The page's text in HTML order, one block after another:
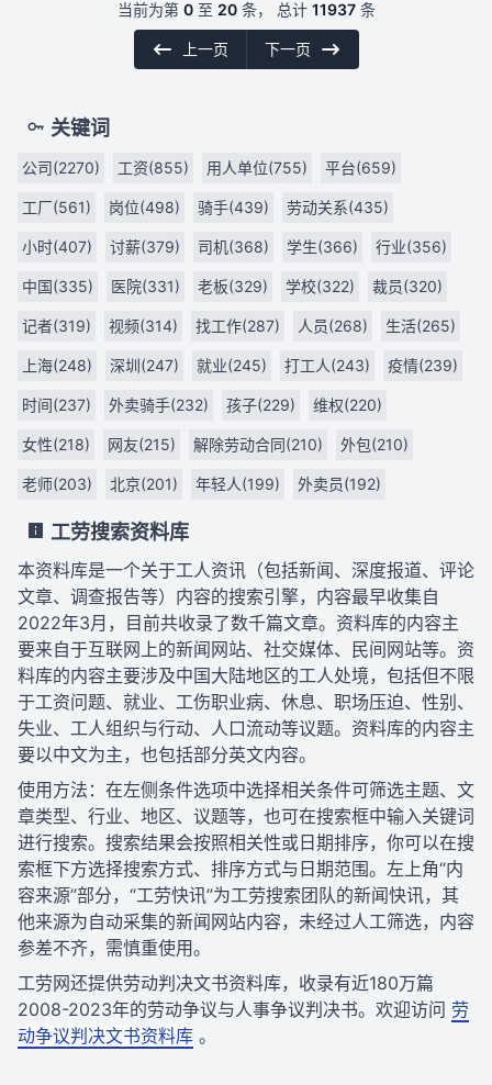
当前为第 0至 20条， 总计 11937条
上一页 下一页
关键词
公司(2270) 工资(855) 用人单位(755) 平台(659)
工厂(561) 岗位(498) 骑手(439) 劳动关系(435)
小时(407) 讨薪(379) 司机(368) 学生(366) 行业(356)
中国(335) 医院(331) 老板(329) 学校(322) 裁员(320)
记者(319) 视频(314) 找工作(287) 人员(268) 生活(265)
上海(248) 深圳(247) 就业(245) 打工人(243) 疫情(239)
时间(237) 外卖骑手(232) 孩子(229) 维权(220)
女性(218) 网友(215) 解除劳动合同(210) 外包(210)
老师(203) 北京(201) 年轻人(199) 外卖员(192)
工劳搜索资料库
本资料库是一个关于工人资讯（包括新闻、深度报道、评论
文章、调查报告等）内容的搜索引擎，内容最早收集自
2022年3月，目前共收录了数千篇文章。资料库的内容主
要来自于互联网上的新闻网站、社交媒体、民间网站等。资
料库的内容主要涉及中国大陆地区的工人处境，包括但不限
于工资问题、就业、工伤职业病、休息、职场压迫、性别、
失业、工人组织与行动、人口流动等议题。资料库的内容主
要以中文为主，也包括部分英文内容。
使用方法：在左侧条件选项中选择相关条件可筛选主题、文
章类型、行业、地区、议题等，也可在搜索框中输入关键词
进行搜索。搜索结果会按照相关性或日期排序，你可以在搜
索框下方选择搜索方式、排序方式与日期范围。左上角“内
容来源”部分，“工劳快讯”为工劳搜索团队的新闻快讯，其
他来源为自动采集的新闻网站内容，未经过人工筛选，内容
参差不齐，需慎重使用。
工劳网还提供劳动判决文书资料库，收录有近180万篇
2008-2023年的劳动争议与人事争议判决书。欢迎访问 劳
动争议判决文书资料库 。